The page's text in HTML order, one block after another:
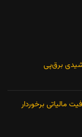
برق‌پی
مالیاتی برخوردار